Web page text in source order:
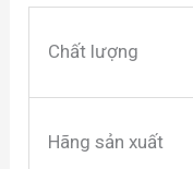
Chất lượng
Hãng sản xuất